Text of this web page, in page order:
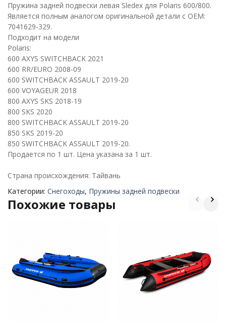
Пружина задней подвески левая Sledex для Polaris 600/800.
Является полным аналогом оригинальной детали с ОЕМ:
7041629-329.
Подходит на модели
Polaris:
600 AXYS SWITCHBACK 2021
600 RR/EURO 2008-09
600 SWITCHBACK ASSAULT 2019-20
600 VOYAGEUR 2018
800 AXYS SKS 2018-19
800 SKS 2020
800 SWITCHBACK ASSAULT 2019-20
850 SKS 2019-20
850 SWITCHBACK ASSAULT 2019-20.
Продается по 1 шт. Цена указана за 1 шт.
Страна происхождения: Тайвань
Категории: Снегоходы, Пружины задней подвески
Похожие товары